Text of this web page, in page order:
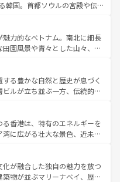
魅力を存分に味わいつくそ
た、奥深い台湾の食文化も魅
など、バラエティ豊かな料理
新着の台湾情報は コンテンツ一覧を参
韓国。首都ソウルの宮殿や伝統
折々の自然美を楽しむことが
肉、絶品のストリートフード
待っている。夜には、韓国な
の多彩な魅力を心ゆくまで味
ほしい。 なお、新着の韓国情報はコンテンツ一
力的なベトナム。南北に細長
園風景や青々とした山々、世
く。ハノイの古い町並みやホ
代の建物も、独特の雰囲気を
エティの豊かさとおいしさで
ベトナムコーヒーなどは、ぜ
域を訪れてもあたたかい人々
、きっと忘れられない旅にな
る豊かな自然と歴史が息づく
ルが立ち並ぶ一方、伝統的な
ではチェンマイなどの山岳地
はプーケットやクラビの美し
しむことができる。タイ料理
、どの季節にも異なる楽しみ
タイの人々、仏教を中心とし
源が、訪れる旅人を魅了し続
香港は、特有のエネルギーを
に広がる壮大な景色、近未来
はず。観光スポットが密集し
回れるのも魅力。息をのむよ
で、香港を存分に楽しみ尽く
が融合した独自の魅力を放つ
物が並ぶマリーナベイ、歴史